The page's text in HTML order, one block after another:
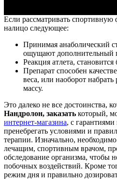
Если рассматривать спортивную
налицо следующее:
Принимая анаболический
ощущают дополнительный
Реакция атлета,
Препарат способен
веса, или наоборот
массу.
Это далеко не все достоинства,
Нандролон, заказать который,
интернет-магазина, с
пренебрегать условиями и
терапии. Изначально,
лечащим, спортивным врачом,
обследование организма, чтобы
побочных воздействий. Кроме
режим дня и правильно